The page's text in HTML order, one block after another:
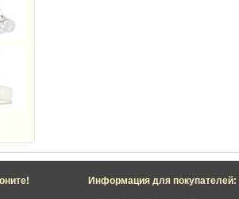
Информация для покупателей: